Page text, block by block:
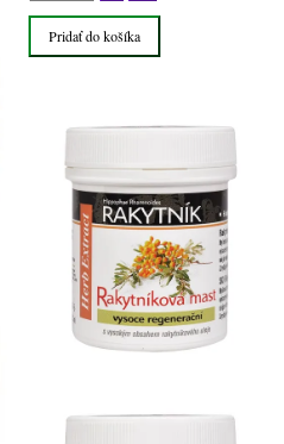
Rakytníková
masť
Extract
Pridať do košíka